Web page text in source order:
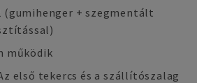
(gumihenger + szegmentált
működik
első tekercs és a szállítószalag